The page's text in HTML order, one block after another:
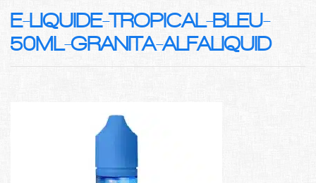
E-LIQUIDE-TROPICAL-BLEU-
50ML-GRANITA-ALFALIQUID